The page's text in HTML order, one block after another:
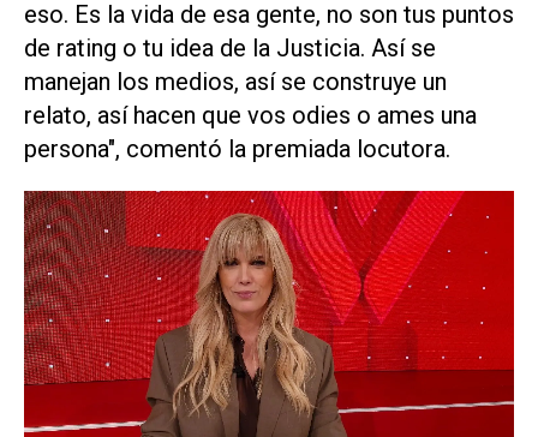
eso. Es la vida de esa gente, no son tus puntos
de rating o tu idea de la Justicia. Así se
manejan los medios, así se construye un
relato, así hacen que vos odies o ames una
persona", comentó la premiada locutora.